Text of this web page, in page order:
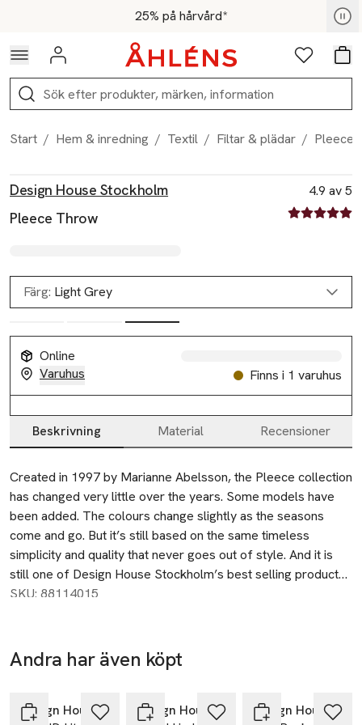
Hoppa till navigationsmenyn25% på hårvård*
För medlemmar - Shoppa nu
Logga in Favoriter
Sök
Start / Hem & inredning / Textil / Filtar & plädar / Pleece
Design House Stockholm
Pleece Throw
4.9 av 5
4.9 av fem
Färg: Light Grey
Online
Varuhus
Finns i 1 varuhus
Beskrivning Material Recensioner
Beskrivning
Created in 1997 by Marianne Abelsson, the Pleece collection
has changed very little over the years. Some models have
been added. The colours change slightly as the seasons
come and go. But it’s still based on the same timeless
simplicity and quality that never goes out of style. And it is
still one of Design House Stockholm’s best selling products,
sold in MoMA Store, New York, for 15 years.
fleece fabrics. Also, the pleating process gives the fleece
extra volume and softness. The fabric retains its pleating
SKU: 88114015
Andra har även köpt
Design House Stockholm
Design House Stockholm
Design House Stockholm